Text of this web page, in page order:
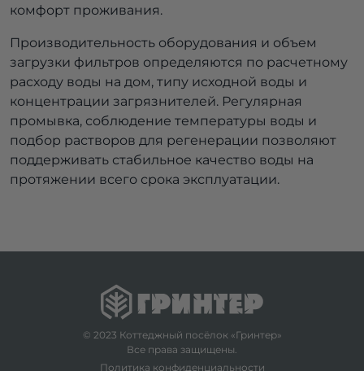
комфорт проживания.
Производительность оборудования и объем
загрузки фильтров определяются по расчетному
расходу воды на дом, типу исходной воды и
концентрации загрязнителей. Регулярная
промывка, соблюдение температуры воды и
подбор растворов для регенерации позволяют
поддерживать стабильное качество воды на
протяжении всего срока эксплуатации.
© 2023 Коттеджный посёлок «Гринтер»
Все права защищены.
Политика конфиденциальности